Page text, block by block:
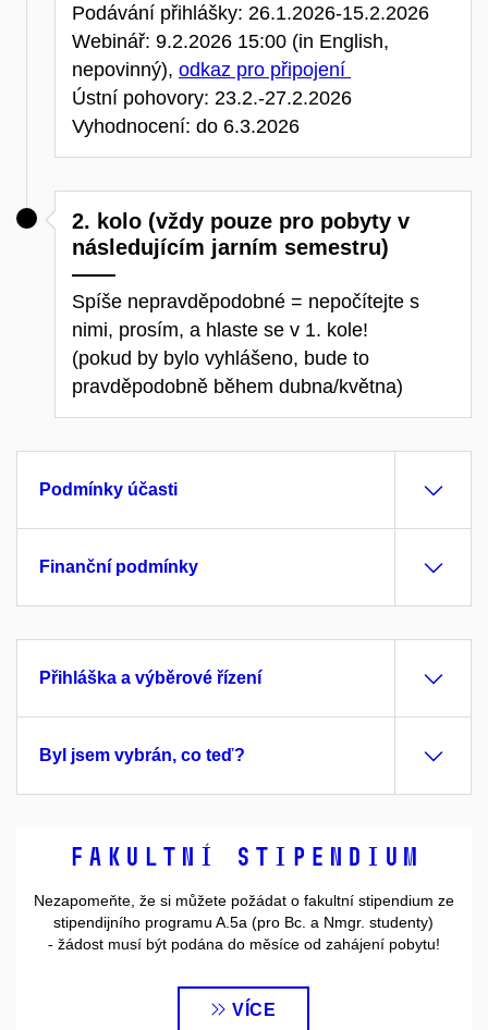
Podávání přihlášky: 26.1.2026-15.2.2026
Webinář: 9.2.2026 15:00 (in English,
nepovinný), odkaz pro připojení
Ústní pohovory: 23.2.-27.2.2026
Vyhodnocení: do 6.3.2026
2. kolo (vždy pouze pro pobyty v
následujícím jarním semestru)
Spíše nepravděpodobné = nepočítejte s
nimi, prosím, a hlaste se v 1. kole!
(pokud by bylo vyhlášeno, bude to
pravděpodobně během dubna/května)
Podmínky účasti
Finanční podmínky
Přihláška a výběrové řízení
Byl jsem vybrán, co teď?
Fakultní stipendium
Nezapomeňte, že si můžete požádat o fakultní stipendium ze
stipendijního programu A.5a (pro Bc. a Nmgr. studenty)
- žádost musí být podána do měsíce od zahájení pobytu!
VÍCE